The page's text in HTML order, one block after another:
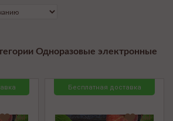
Одноразовые электронные
Бесплатная доставка